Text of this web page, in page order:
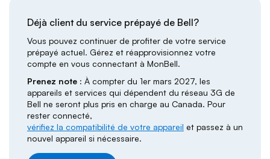
Déjà client du service prépayé de Bell?
Vous pouvez continuer de profiter de votre service
prépayé actuel. Gérez et réapprovisionnez votre
compte en vous connectant à MonBell.
Prenez note : À compter du 1er mars 2027, les
appareils et services qui dépendent du réseau 3G de
Bell ne seront plus pris en charge au Canada. Pour
rester connecté,
vérifiez la compatibilité de votre appareil et passez à un
nouvel appareil si nécessaire.